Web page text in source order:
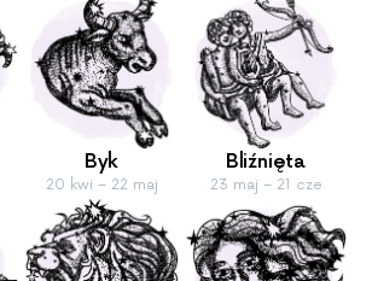
Byk
20 kwi – 22 maj
Bliźnięta
23 maj – 21 cze